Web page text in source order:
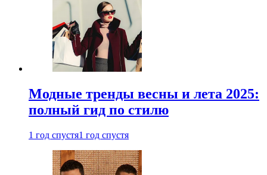
Модные тренды весны и лета 2025:
полный гид по стилю
1 год спустя1 год спустя